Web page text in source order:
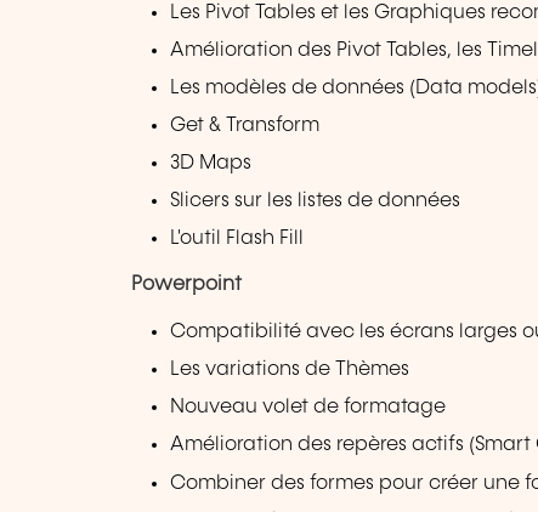
Les Pivot Tables et les Graphiques
Amélioration des Pivot Tables, les
Les modèles de données (Data
Get & Transform
3D Maps
Slicers sur les listes de données
L'outil Flash Fill
Powerpoint
Compatibilité avec les écrans larges
Les variations de Thèmes
Nouveau volet de formatage
Amélioration des repères actifs (Smart
Combiner des formes pour créer une